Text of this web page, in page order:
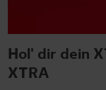
Hol' dir dein
XTRA